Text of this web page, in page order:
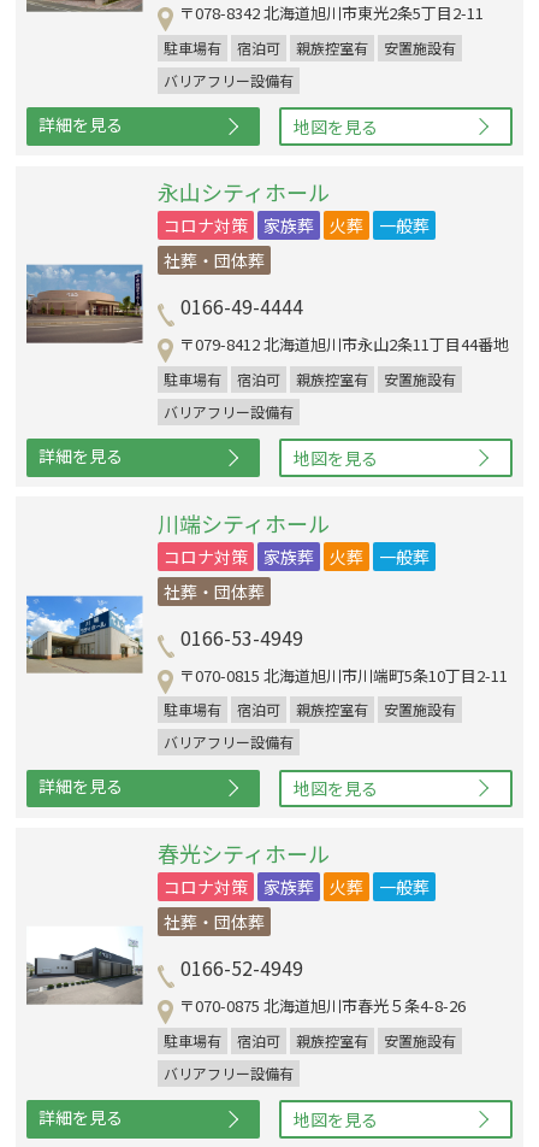
〒078-8342 北海道旭川市東光2条5丁目2-11
駐車場有 宿泊可 親族控室有
安置施設有
バリアフリー設備有
詳細を見る 地図を見る
永山シティホール
コロナ対策 家族葬 火葬
一般葬
社葬・団体葬
0166-49-4444
〒079-8412 北海道旭川市永山2条11丁目44番地
駐車場有 宿泊可 親族控室有
安置施設有
バリアフリー設備有
詳細を見る 地図を見る
川端シティホール
コロナ対策 家族葬 火葬
一般葬
社葬・団体葬
0166-53-4949
〒070-0815 北海道旭川市川端町5条10丁目2-11
駐車場有 宿泊可 親族控室有
安置施設有
バリアフリー設備有
詳細を見る 地図を見る
春光シティホール
コロナ対策 家族葬 火葬
一般葬
社葬・団体葬
0166-52-4949
〒070-0875 北海道旭川市春光５条4-8-26
駐車場有 宿泊可 親族控室有
安置施設有
バリアフリー設備有
詳細を見る 地図を見る